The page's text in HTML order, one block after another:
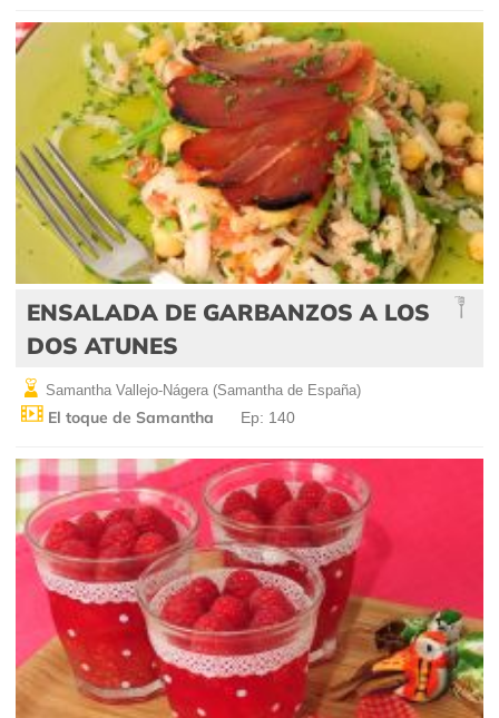
ENSALADA DE GARBANZOS A LOS
DOS ATUNES
Samantha Vallejo-Nágera (Samantha de España)
El toque de Samantha Ep: 140